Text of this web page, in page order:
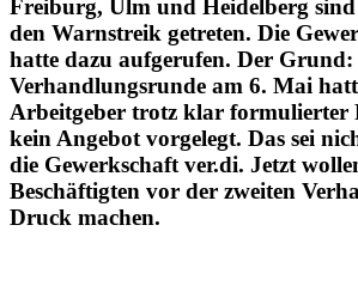
Freiburg, Ulm und Heidelberg
den Warnstreik getreten. Die
hatte dazu aufgerufen. Der Grund:
Verhandlungsrunde am 6. Mai
Arbeitgeber trotz klar formulierter
kein Angebot vorgelegt. Das sei
die Gewerkschaft ver.di. Jetzt
Beschäftigten vor der zweiten
Druck machen.